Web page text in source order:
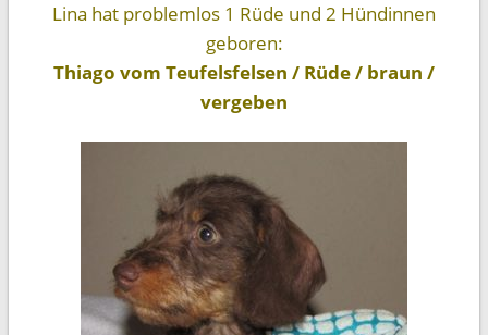
Lina hat problemlos 1 Rüde und 2 Hündinnen
geboren:
Thiago vom Teufelsfelsen / Rüde / braun /
vergeben